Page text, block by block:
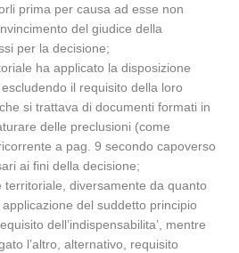
prima per causa ad esse non
del giudice della
per la decisione;
ha applicato la disposizione
il requisito della loro
si trattava di documenti formati in
delle preclusioni (come
a pag. 9 secondo capoverso
ai fini della decisione;
territoriale, diversamente da quanto
del suddetto principio
dell’indispensabilita’, mentre
l’altro, alternativo, requisito